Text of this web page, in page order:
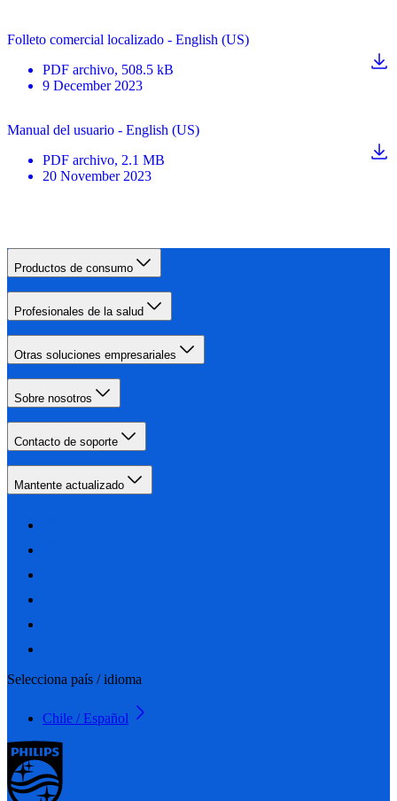
Folleto comercial localizado - English (US)
PDF archivo, 508.5 kB
9 December 2023
Manual del usuario - English (US)
PDF archivo, 2.1 MB
20 November 2023
Productos de consumo
Profesionales de la salud
Otras soluciones empresariales
Sobre nosotros
Contacto de soporte
Mantente actualizado
Selecciona país / idioma
Chile / Español